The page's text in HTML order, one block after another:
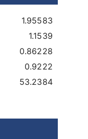
1.95583
1.1539
0.86228
0.9222
53.2384